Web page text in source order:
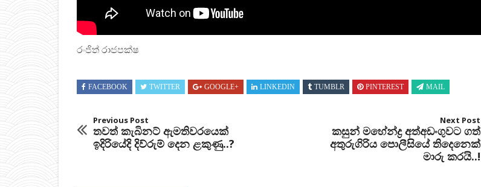
රංජිත් රාජපක්ෂ
FACEBOOK TWITTER GOOGLE+ LINKEDIN TUMBLR PINTEREST MAIL
Previous Post
තවත් කැබිනට් ඇමතිවරයෙක්
ඉදිරියේදි දිව්රුම් දෙන ළකුණු..?
Next Post
කසුන් මහේන්ද්‍ර අත්අඩංගුවට ගත්
අතුරුගිරිය පොලීසියේ තිදෙනෙක්
මාරු කරයි..!